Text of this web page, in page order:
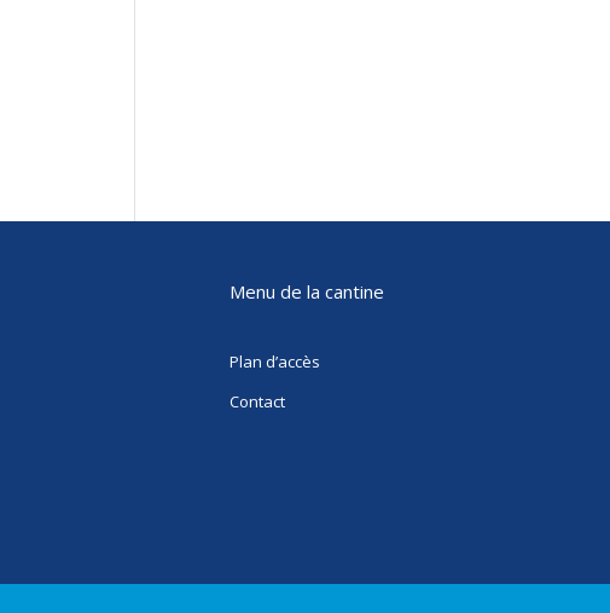
Menu de la cantine
Plan d’accès
Contact